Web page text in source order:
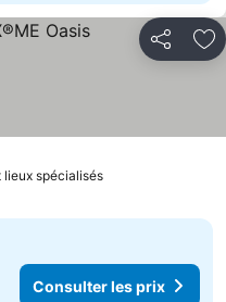
Partager
lieux spécialisésConsulter les
les prix
Consulter les prix